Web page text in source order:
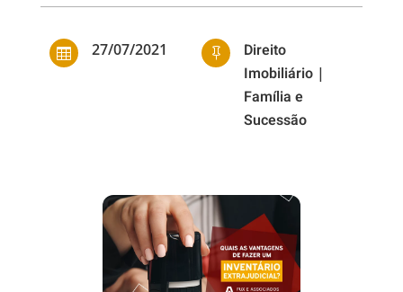
 27/07/2021 
Direito
Imobiliário |
Família e
Sucessão